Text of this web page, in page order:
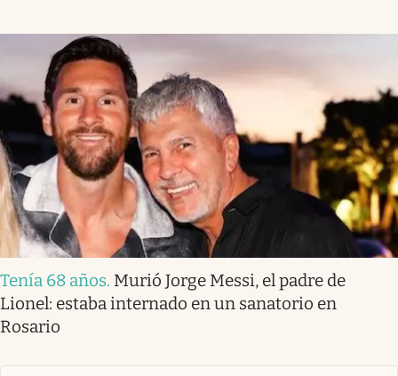
Tenía 68 años. Murió Jorge Messi, el padre de
Lionel: estaba internado en un sanatorio en
Rosario